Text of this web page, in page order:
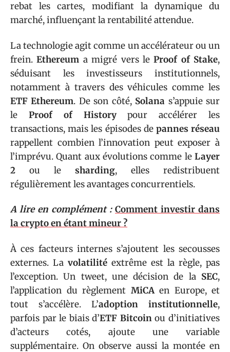
rebat les cartes, modifiant la dynamique du
marché, influençant la rentabilité attendue.
La technologie agit comme un accélérateur ou un
frein.Ethereum a migré vers leProof of Stake,
séduisant les investisseurs institutionnels,
notamment à travers des véhicules comme les
ETF Ethereum. De son côté, Solana s’appuie sur
le Proof of Historypour accélérer les
transactions, mais les épisodes de pannes réseau
rappellent combien l’innovation peut exposer à
l’imprévu. Quant aux évolutions comme le Layer
2 ou le sharding, elles redistribuent
régulièrement les avantages concurrentiels.
A lire en complément : Comment investir dans
la crypto en étant mineur ?
À ces facteurs internes s’ajoutent les secousses
externes. La volatilité extrême est la règle, pas
l’exception. Un tweet, une décision de la SEC,
l’application du règlement MiCAen Europe, et
tout s’accélère. L’adoption institutionnelle,
parfois par le biais d’ETF Bitcoinou d’initiatives
d’acteurs cotés, ajoute une variable
supplémentaire. On observe aussi la montée en